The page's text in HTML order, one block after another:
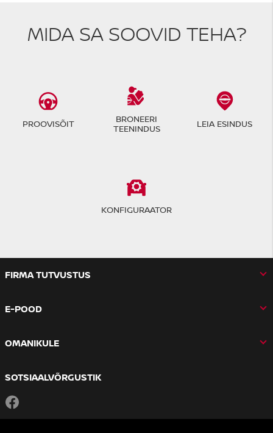
MIDA SA SOOVID TEHA?
PROOVISÕIT
BRONEERI
TEENINDUS
LEIA ESINDUS
KONFIGURAATOR
FIRMA TUTVUSTUS
E-POOD
OMANIKULE
SOTSIAALVÕRGUSTIK